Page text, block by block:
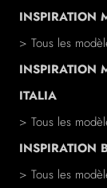
INSPIRATION
> Tous les
INSPIRATION
ITALIA
> Tous les
INSPIRATION
> Tous les